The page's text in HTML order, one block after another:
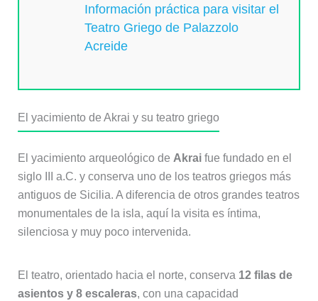
Información práctica para visitar el
Teatro Griego de Palazzolo
Acreide
El yacimiento de Akrai y su teatro griego
El yacimiento arqueológico de Akraifue fundado en el
siglo III a.C. y conserva uno de los teatros griegos más
antiguos de Sicilia. A diferencia de otros grandes teatros
monumentales de la isla, aquí la visita es íntima,
silenciosa y muy poco intervenida.
El teatro, orientado hacia el norte, conserva 12 filas de
asientos y 8 escaleras, con una capacidad